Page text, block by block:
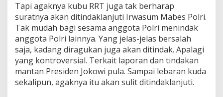
Tapi agaknya kubu RRT juga tak berharap
suratnya akan ditindaklanjuti Irwasum Mabes Polri.
Tak mudah bagi sesama anggota Polri menindak
anggota Polri lainnya. Yang jelas-jelas bersalah
saja, kadang diragukan juga akan ditindak. Apalagi
yang kontroversial. Terkait laporan dan tindakan
mantan Presiden Jokowi pula. Sampai lebaran kuda
sekalipun, agaknya itu akan sulit ditindaklanjuti.